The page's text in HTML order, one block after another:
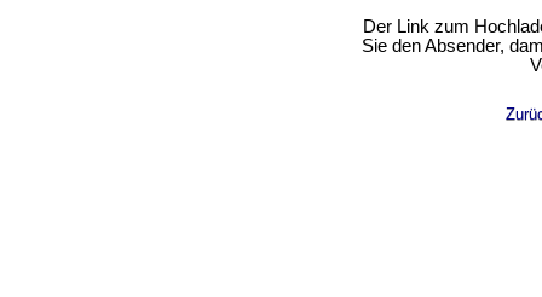
Der Link zum
Sie den Absender,